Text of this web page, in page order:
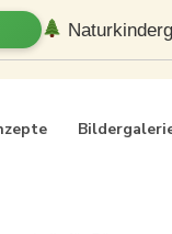
service
service
service
service
service
recaptcha
service
maps
service